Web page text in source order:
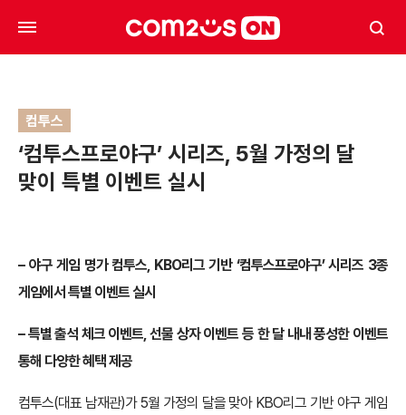
컴투스
‘컴투스프로야구’ 시리즈, 5월 가정의 달
맞이 특별 이벤트 실시
– 야구 게임 명가 컴투스, KBO리그 기반 ‘컴투스프로야구’ 시리즈 3종
게임에서 특별 이벤트 실시
– 특별 출석 체크 이벤트, 선물 상자 이벤트 등 한 달 내내 풍성한 이벤트
통해 다양한 혜택 제공
컴투스(대표 남재관)가 5월 가정의 달을 맞아 KBO리그 기반 야구 게임